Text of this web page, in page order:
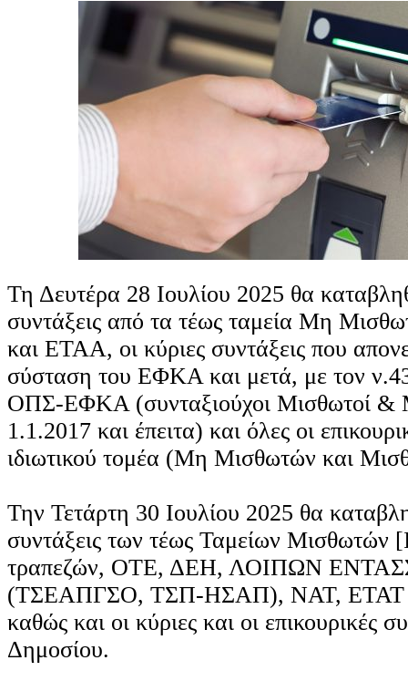
Τη Δευτέρα 28 Ιουλίου 2025 θα
συντάξεις από τα τέως ταμεία Μη
και ΕΤΑΑ, οι κύριες συντάξεις που
σύσταση του ΕΦΚΑ και μετά, με τον
ΟΠΣ-ΕΦΚΑ (συνταξιούχοι Μισθωτοί &
1.1.2017 και έπειτα) και όλες οι
ιδιωτικού τομέα (Μη Μισθωτών και
Την Τετάρτη 30 Ιουλίου 2025 θα
συντάξεις των τέως Ταμείων
τραπεζών, ΟΤΕ, ΔΕΗ, ΛΟΙΠΩΝ
(ΤΣΕΑΠΓΣΟ, ΤΣΠ-ΗΣΑΠ), ΝΑΤ,
καθώς και οι κύριες και οι επικουρικές
Δημοσίου.